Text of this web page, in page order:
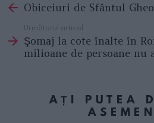
moreObiceiuri de Sfântul
Următorul articol
Şomaj la cote înalte în
milioane de persoane nu
AȚI PUTEA